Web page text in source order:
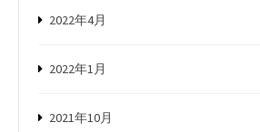
2022年4月
2022年1月
2021年10月